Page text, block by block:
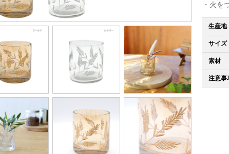
・火を
生産地
サイズ
素材
注意事